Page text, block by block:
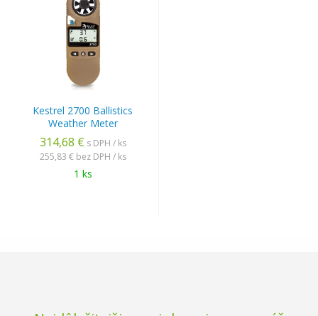
Kestrel 2700 Ballistics
Weather Meter
314,68 € s DPH / ks
255,83 € bez DPH / ks
1 ks